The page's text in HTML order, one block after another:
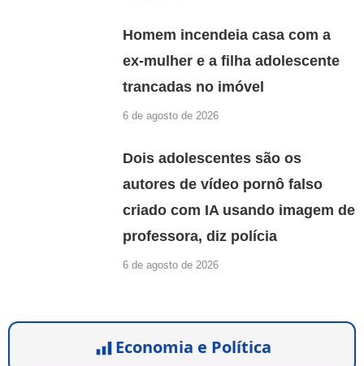
Homem incendeia casa com a
ex-mulher e a filha adolescente
trancadas no imóvel
6 de agosto de 2026
Dois adolescentes são os
autores de vídeo pornô falso
criado com IA usando imagem de
professora, diz polícia
6 de agosto de 2026
Economia e Política